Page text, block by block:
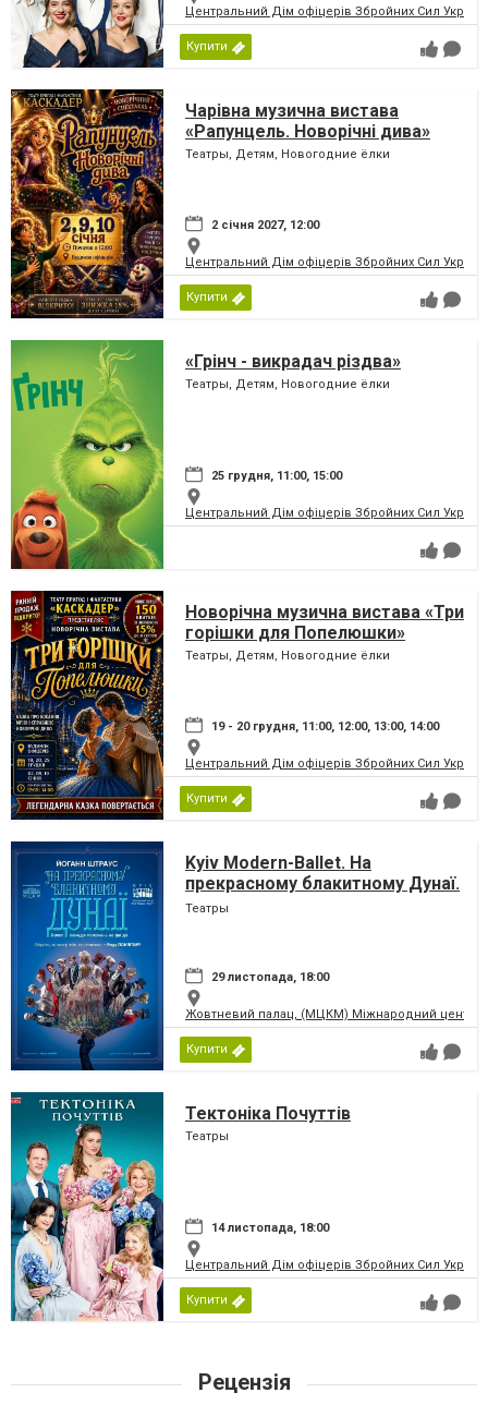
Центральний Дім офіцерів Збройних Сил
Купити
Чарівна музична вистава
«Рапунцель. Новорічні дива»
Театры, Детям, Новогодние ёлки
2 січня 2027, 12:00
Центральний Дім офіцерів Збройних Сил
Купити
«Грінч - викрадач різдва»
Театры, Детям, Новогодние ёлки
25 грудня, 11:00, 15:00
Центральний Дім офіцерів Збройних Сил
Новорічна музична вистава «Три
горішки для Попелюшки»
Театры, Детям, Новогодние ёлки
19 - 20 грудня, 11:00, 12:00, 13:00, 14:00
Центральний Дім офіцерів Збройних Сил
Купити
Kyiv Modern-Ballet. На
прекрасному блакитному Дунаї.
Раду Поклітару
Театры
29 листопада, 18:00
Жовтневий палац, (МЦКМ) Міжнародний центр
Купити
Тектоніка Почуттів
Театры
14 листопада, 18:00
Центральний Дім офіцерів Збройних Сил
Купити
Рецензія